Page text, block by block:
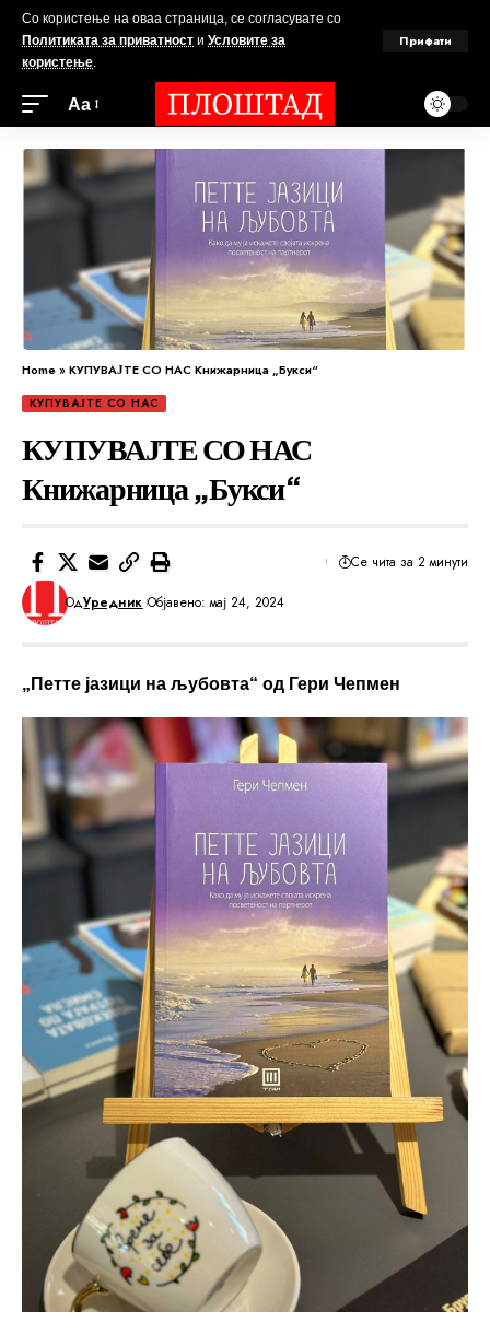
Со користење на оваа страница, се согласувате со
Политиката за приватност и Условите за
користење.
Прифати
Аа
Home»КУПУВАЈТЕ СО НАС Книжарница „Букси“
КУПУВАЈТЕ СО НАС
КУПУВАЈТЕ СО НАС
Книжарница „Букси“
ОдУредник Објавено: мај 24, 2024
Се чита за 2 минути
„Петте јазици на љубовта“ од Гери Чепмен